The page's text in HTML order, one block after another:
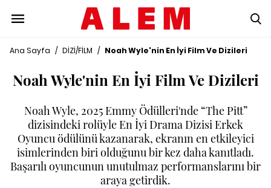
Ana Sayfa / DİZİ/FİLM / Noah Wyle'nin En İyi Film Ve Dizileri
Noah Wyle'nin En İyi Film Ve Dizileri
Noah Wyle, 2025 Emmy Ödülleri'nde “The Pitt”
dizisindeki rolüyle En İyi Drama Dizisi Erkek
Oyuncu ödülünü kazanarak, ekranın en etkileyici
isimlerinden biri olduğunu bir kez daha kanıtladı.
Başarılı oyuncunun unutulmaz performanslarını bir
araya getirdik.